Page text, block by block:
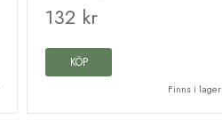
132 kr
KÖP
Finns i lager